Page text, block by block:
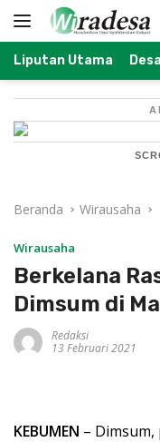
Langsung
Liputan Utama
Beranda Wirausaha
Wirausaha
Berkelana
Dimsum di
Redaksi
13 Februari 2021
KEBUMEN –